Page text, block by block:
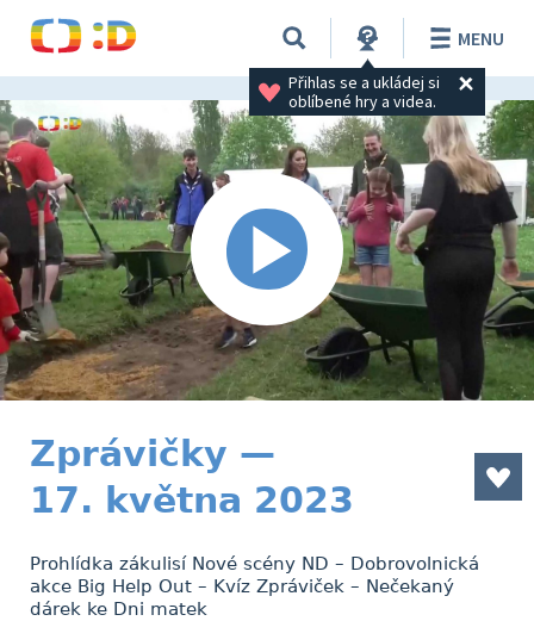
Přihlas se a ukládej si
oblíbené hry a videa.
MENU
Zprávičky —
17. května 2023
Prohlídka zákulisí Nové scény ND – Dobrovolnická
akce Big Help Out – Kvíz Zpráviček – Nečekaný
dárek ke Dni matek